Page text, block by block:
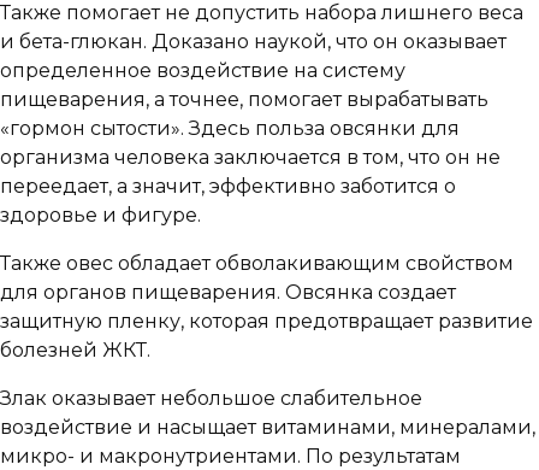
Также помогает не допустить набора лишнего веса
и бета-глюкан. Доказано наукой, что он оказывает
определенное воздействие на систему
пищеварения, а точнее, помогает вырабатывать
«гормон сытости». Здесь польза овсянки для
организма человека заключается в том, что он не
переедает, а значит, эффективно заботится о
здоровье и фигуре.
Также овес обладает обволакивающим свойством
для органов пищеварения. Овсянка создает
защитную пленку, которая предотвращает развитие
болезней ЖКТ.
Злак оказывает небольшое слабительное
воздействие и насыщает витаминами, минералами,
микро- и макронутриентами. По результатам